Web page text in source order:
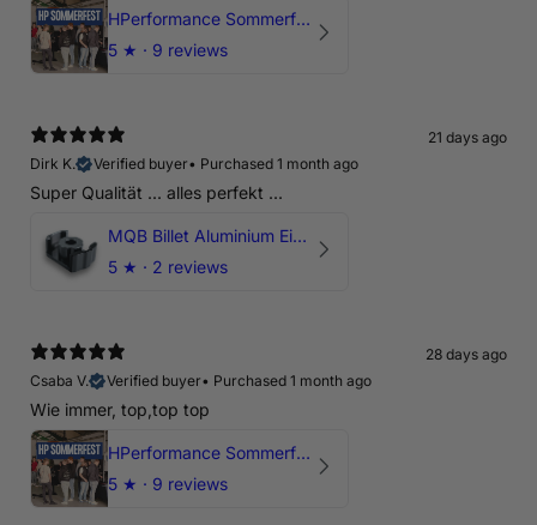
HPerformance Sommerfest 2026
5 ★ · 9 reviews
21 days ago
Dirk K.
Verified buyer• Purchased 1 month ago
Super Qualität ... alles perfekt ...
MQB Billet Aluminium Einsatz Drehmomentstütze - DOGBONE für Audi RS3, TTRS, RSQ3
5 ★ · 2 reviews
28 days ago
Csaba V.
Verified buyer• Purchased 1 month ago
Wie immer, top,top top
HPerformance Sommerfest 2026
5 ★ · 9 reviews